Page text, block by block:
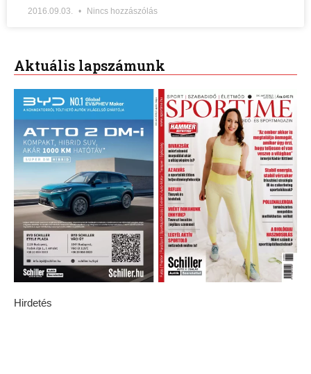
2016.09.03. Nincs hozzászólás
Aktuális lapszámunk
Hirdetés